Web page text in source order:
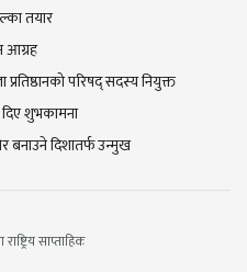
तयार
आग्रह
प्रतिष्ठानको परिषद् सदस्य नियुक्त
शुभकामना
बनाउने दिशातर्फ उन्मुख
साप्ताहिक